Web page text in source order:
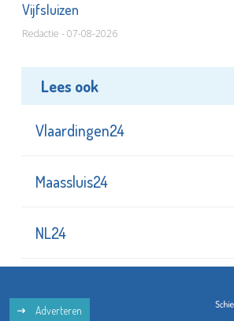
Vijfsluizen
Redactie - 07-08-2026
Lees ook
Vlaardingen24
Maassluis24
NL24
Adverteren